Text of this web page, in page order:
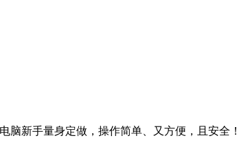
脑新手量身定做，操作简单、又方便，且安全！